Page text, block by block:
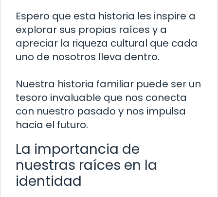
Espero que esta historia les inspire a
explorar sus propias raíces y a
apreciar la riqueza cultural que cada
uno de nosotros lleva dentro.
Nuestra historia familiar puede ser un
tesoro invaluable que nos conecta
con nuestro pasado y nos impulsa
hacia el futuro.
La importancia de
nuestras raíces en la
identidad